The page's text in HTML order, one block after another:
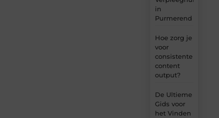
in
Purmerend
Hoe zorg je
voor
consistente
content
output?
De Ultieme
Gids voor
het Vinden